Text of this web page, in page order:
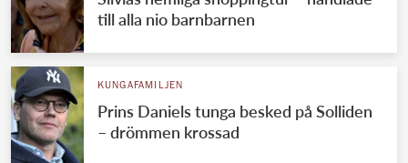
till alla nio barnbarnen
KUNGAFAMILJEN
Prins Daniels tunga besked på Solliden
– drömmen krossad